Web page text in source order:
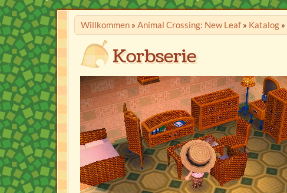
Willkommen» Animal Crossing: New Leaf» Katalog»
Korbserie